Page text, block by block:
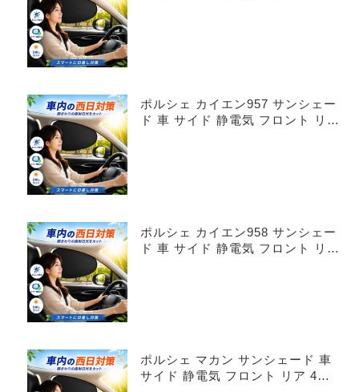
ポルシェ カイエン957 サンシェー
ド 車 サイド 静電気 フロント リア
ポルシェ カイエン958 サンシェー
ド 車 サイド 静電気 フロント リア
ポルシェ マカン サンシェード 車
サイド 静電気 フロント リア 4枚